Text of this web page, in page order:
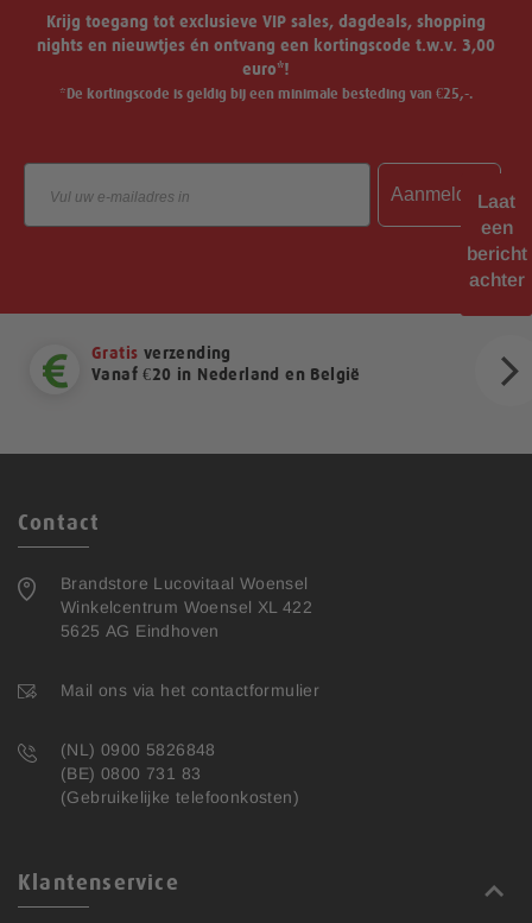
Krijg toegang tot exclusieve VIP sales, dagdeals, shopping
nights en nieuwtjes én ontvang een kortingscode t.w.v. 3,00
euro*!
*De kortingscode is geldig bij een minimale besteding van €25,-.
Email
Aanmelden
Gratis verzending
Vanaf €20 in Nederland en België
Contact
Brandstore Lucovitaal Woensel
Winkelcentrum Woensel XL 422
5625 AG Eindhoven
Mail ons via het contactformulier
(NL) 0900 5826848
(BE) 0800 731 83
(Gebruikelijke telefoonkosten)
Klantenservice
Laat
een
bericht
achter